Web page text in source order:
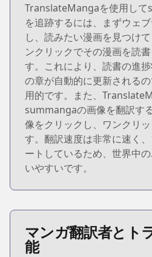
TranslateMangaを使用し
を追跡するには、まずウェ
し、読みたい漫画を見つけ
ンクリックでその漫画を読
す。これにより、読書の進
の章が自動的に更新される
用的です。また、
summangaの画像を翻訳す
像をクリックし、ワンクリ
す。翻訳速度は非常に速く
ートしているため、世界中
いやすいです。
マンガ翻訳者とト
能